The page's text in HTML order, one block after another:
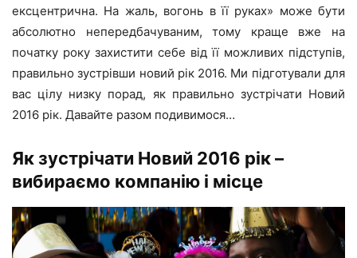
ексцентрична. На жаль, вогонь в її руках» може бути
абсолютно непередбачуваним, тому краще вже на
початку року захистити себе від її можливих підступів,
правильно зустрівши новий рік 2016. Ми підготували для
вас цілу низку порад, як правильно зустрічати Новий
2016 рік. Давайте разом подивимося…
Як зустрічати Новий 2016 рік –
вибираємо компанію і місце